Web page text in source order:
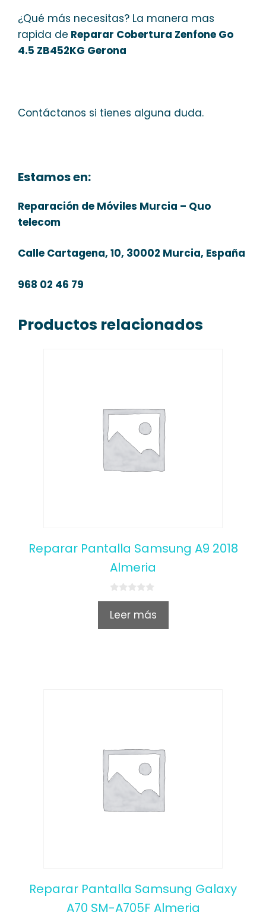
¿Qué más necesitas? La manera mas
rapida de Reparar Cobertura Zenfone Go
4.5 ZB452KG Gerona
Contáctanos si tienes alguna duda.
Estamos en:
Reparación de Móviles Murcia – Quo
telecom
Calle Cartagena, 10, 30002 Murcia, España
968 02 46 79
Productos relacionados
Reparar Pantalla Samsung A9 2018
Almeria
0
u
Leer más
Reparar Pantalla Samsung Galaxy
A70 SM-A705F Almeria